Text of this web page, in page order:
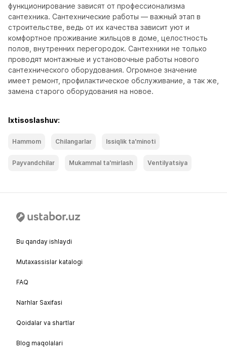
функционирование зависят от профессионализма
сантехника. Сантехнические работы — важный этап в
строительстве, ведь от их качества зависит уют и
комфортное проживание жильцов в доме, целостность
полов, внутренних перегородок. Сантехники не только
проводят монтажные и установочные работы нового
сантехнического оборудования. Огромное значение
имеет ремонт, профилактическое обслуживание, а так же,
замена старого оборудования на новое.
Ixtisoslashuv:
Hammom Chilangarlar Issiqlik ta'minoti
Payvandchilar Mukammal ta'mirlash Ventilyatsiya
Bu qanday ishlaydi
Mutaxassislar katalogi
FAQ
Narhlar Saxifasi
Qoidalar va shartlar
Blog maqolalari